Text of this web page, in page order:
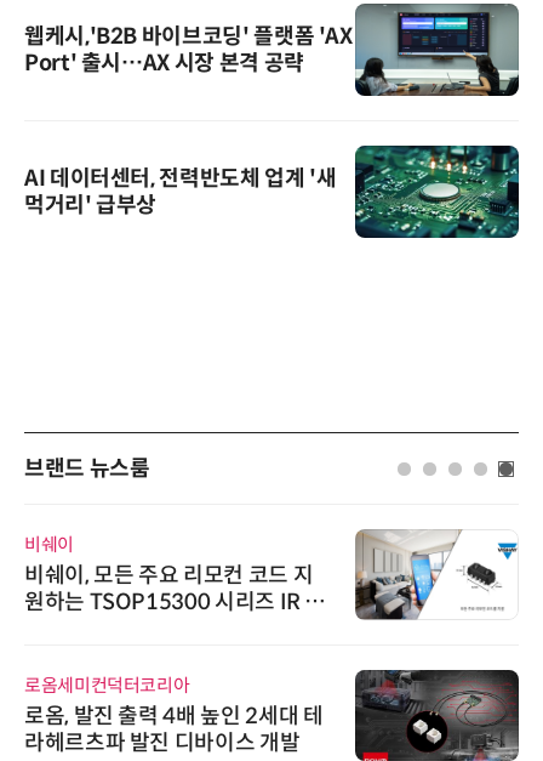
웹케시,'B2B 바이브코딩' 플랫폼 'AX
Port' 출시…AX 시장 본격 공략
AI 데이터센터, 전력반도체 업계 '새
먹거리' 급부상
브랜드 뉴스룸
비쉐이
비쉐이, 모든 주요 리모컨 코드 지
원하는 TSOP15300 시리즈 IR 수
로옴세미컨덕터코리아
로옴, 발진 출력 4배 높인 2세대 테
라헤르츠파 발진 디바이스 개발